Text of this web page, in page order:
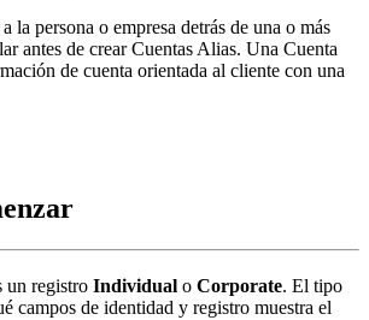
la persona o empresa detrás de una o más
antes de crear Cuentas Alias. Una Cuenta
de cuenta orientada al cliente con una
un registro Individual o Corporate. El tipo
campos de identidad y registro muestra el